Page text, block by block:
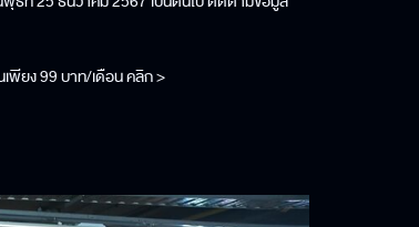
พียง 99 บาท/เดือน คลิก >